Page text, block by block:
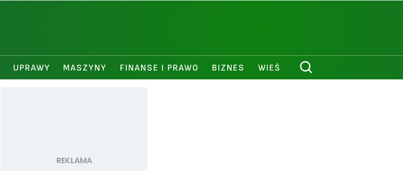
UPRAWY MASZYNY FINANSE I PRAWO BIZNES WIEŚ